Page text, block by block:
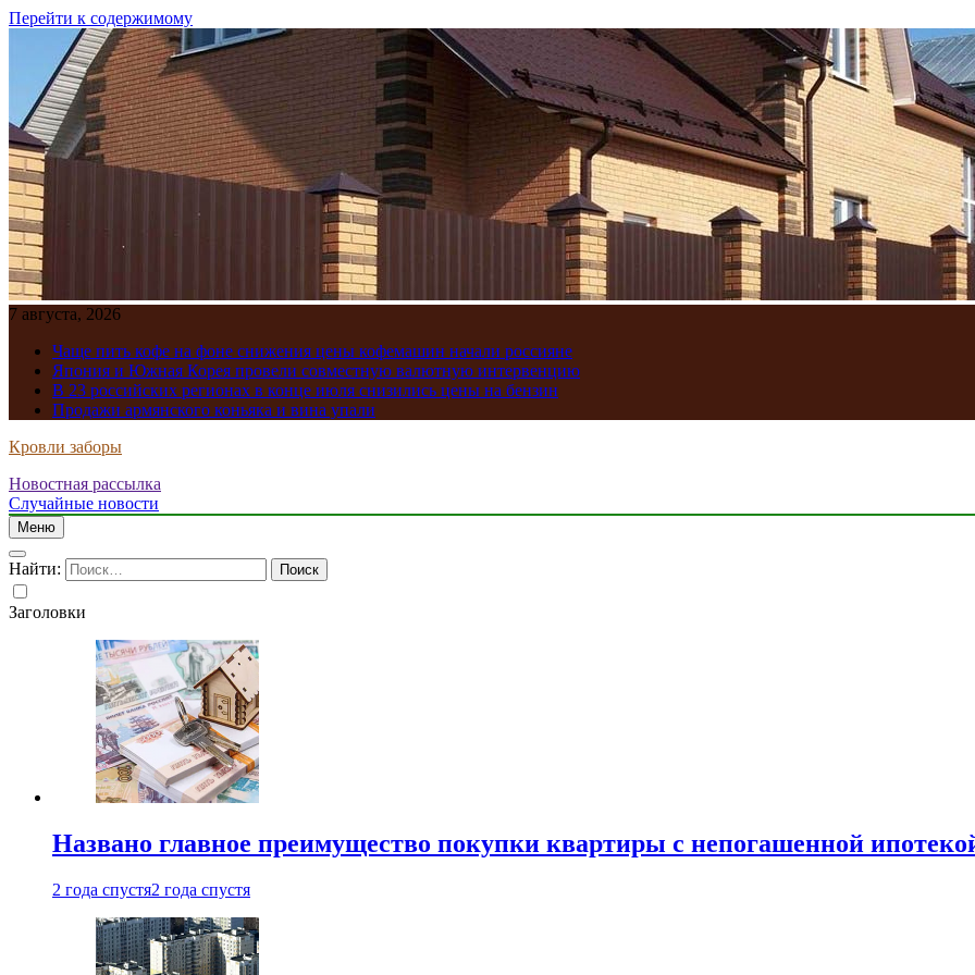
Перейти к содержимому
7 августа, 2026
Чаще пить кофе на фоне снижения цены кофемашин начали россияне
Япония и Южная Корея провели совместную валютную интервенцию
В 23 российских регионах в конце июля снизились цены на бензин
Продажи армянского коньяка и вина упали
Кровли заборы
Новостная рассылка
Случайные новости
Меню
Найти:
Заголовки
Названо главное преимущество покупки квартиры с непогашенной
2 года спустя2 года спустя